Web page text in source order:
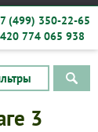
(499) 350-22-65
774 065 938
3